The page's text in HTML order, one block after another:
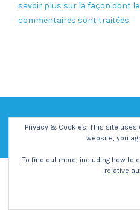
savoir plus sur la façon dont
commentaires sont traitées.
Privacy & Cookies: This site
website, you
To find out more, including how to
relative
Copyright - Centre Social et